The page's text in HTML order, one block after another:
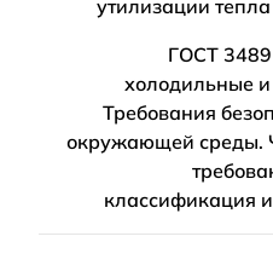
утилизации
ГОСТ
холодильные
Требования
окружающей среды.
классификация